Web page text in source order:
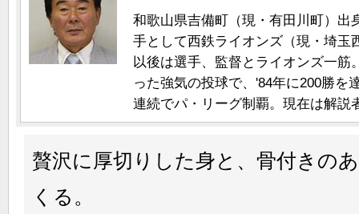
和歌山県吉備町（現・有田川町）出
手として西鉄ライオンズ（現・埼玉
以後は選手、監督とライオンズ一筋
った強気の投球で、'84年に200勝を
連続でパ・リーグ制覇。現在は解説
贅沢に厚切りした身と、骨付きの
くる。